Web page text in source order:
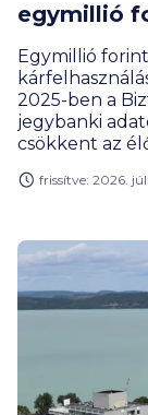
egymillió
Egymillió
2025-ben a
jegybanki
csökkent az
látható
frissítve: 2026.